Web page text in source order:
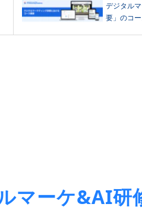
デジタル
要」のコ
マーケ&AI研